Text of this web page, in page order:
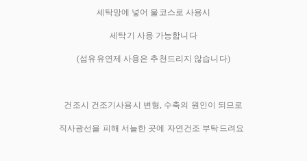
세탁망에 넣어 울코스로 사용시
세탁기 사용 가능합니다
(섬유유연제 사용은 추천드리지 않습니다)
건조시 건조기사용시 변형, 수축의 원인이 되므로
직사광선을 피해 서늘한 곳에 자연건조 부탁드려요